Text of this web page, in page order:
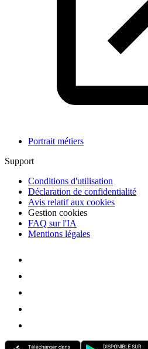
Portrait métiers
Support
Conditions d'utilisation
Déclaration de confidentialité
Avis relatif aux cookies
Gestion cookies
FAQ sur l'IA
Mentions légales